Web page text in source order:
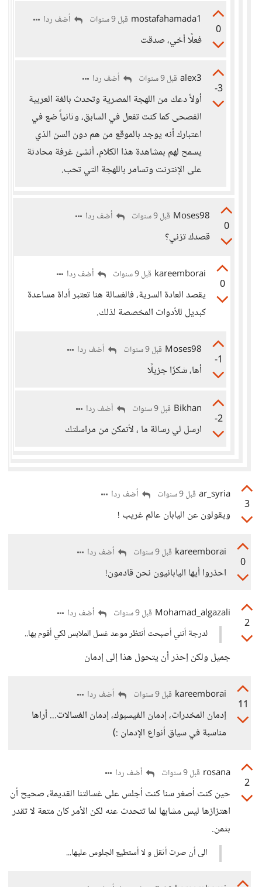
0
mostafahamada1 قبل 9 سنوات أضف ردا
فعلًا أخي، صدقت
-3
alex3 قبل 9 سنوات أضف ردا
أولاً دعك من اللهجة المصرية وتحدث بالغة العربية
الفصحى كما كنت تفعل في السابق، وثانياً ضع في
اعتبارك أنه يوجد بالموقع من هم دون السن الذي
يسمح لهم بمشاهدة هذا الكلام، أنشئ غرفة محادثة
على الإنترنت وتسامر باللهجة التي تحب.
0
Moses98 قبل 9 سنوات أضف ردا
قصدك تزني؟
0
kareemborai قبل 9 سنوات أضف ردا
يقصد العادة السرية، فالغسالة هنا تعتبر أداة مساعدة
كبديل للأدوات المخصصة لذلك.
-1
Moses98 قبل 9 سنوات أضف ردا
أها، شكرًا جزيلًا
-2
Bikhan قبل 9 سنوات أضف ردا
ارسل لي رسالة ما ، لأتمكن من مراسلتك
3
ar_syria قبل 9 سنوات أضف ردا
ويقولون عن اليابان عالم غريب !
0
kareemborai قبل 9 سنوات أضف ردا
احذروا أيها اليابانيون نحن قادمون!
2
Mohamad_algazali قبل 9 سنوات
أضف ردا
لدرجة أنني أصبحت أنتظر موعد غسل الملابس لكي أقوم بها..
جميل ولكن إحذر أن يتحول هذا إلى إدمان
11
kareemborai قبل 9 سنوات أضف ردا
إدمان المخدرات، إدمان الفيسبوك، إدمان الغسالات... أراها
مناسبة في سياق أنواع الإدمان :)
2
rosana قبل 9 سنوات أضف ردا
حين كنت أصغر سنا كنت أجلس على غسالتنا القديمة، صحيح أن
اهتزازها ليس مشابها لما تتحدث عنه لكن الأمر كان متعة لا تقدر
بثمن.
الى أن صرت أثقل و لا أستطيع الجلوس عليها...